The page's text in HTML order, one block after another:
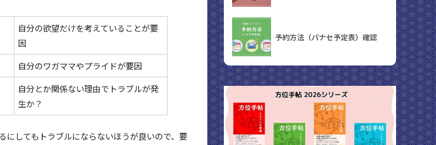
自分の欲望だけを考えていることが要
因
自分のワガママやプライドが要因
自分とか関係ない理由でトラブルが発
生か？
にしてもトラブルにならないほうが良いので、要
予約方法（パナセ予定表）確認